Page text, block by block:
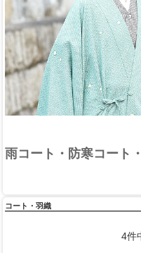
雨コート・防寒コート
コート・羽織
4件